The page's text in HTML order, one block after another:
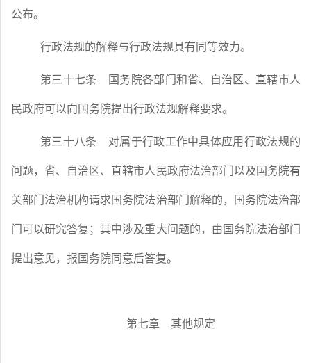
公布。
行政法规的解释与行政法规具有同等效力。
第三十七条 国务院各部门和省、自治区、直辖市人
民政府可以向国务院提出行政法规解释要求。
第三十八条 对属于行政工作中具体应用行政法规的
问题，省、自治区、直辖市人民政府法治部门以及国务院有
关部门法治机构请求国务院法治部门解释的，国务院法治部
门可以研究答复；其中涉及重大问题的，由国务院法治部门
提出意见，报国务院同意后答复。
第七章 其他规定